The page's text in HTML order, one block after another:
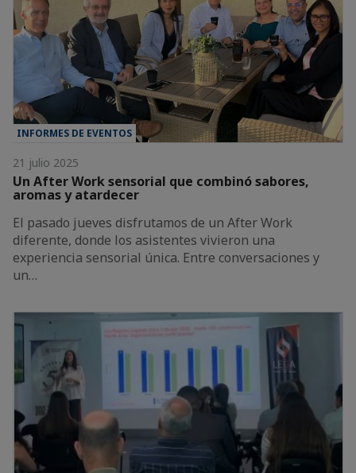
INFORMES DE EVENTOS
21 julio 2025
Un After Work sensorial que combinó sabores,
aromas y atardecer
El pasado jueves disfrutamos de un After Work
diferente, donde los asistentes vivieron una
experiencia sensorial única. Entre conversaciones y
un…